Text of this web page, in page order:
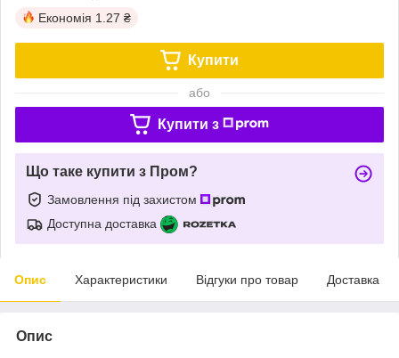
Економія 1.27 ₴
Купити
або
Купити з
Що таке купити з Пром?
Замовлення під захистом
Доступна доставка
Опис Характеристики Відгуки про товар Доставка
Опис